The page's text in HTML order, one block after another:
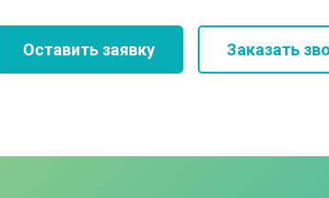
Оставить заявку Заказать